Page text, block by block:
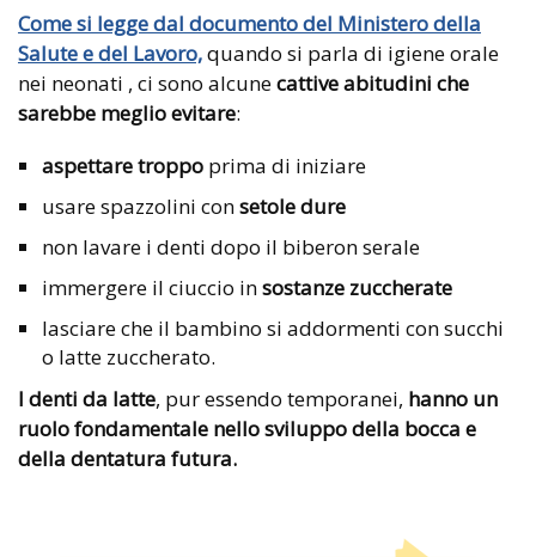
Come si legge dal documento del Ministero della
Salute e del Lavoro,quando si parla di igiene orale
nei neonati , ci sono alcunecattive abitudini che
sarebbe meglio evitare:
aspettare troppo prima di iniziare
usare spazzolini consetole dure
non lavare i denti dopo il biberon serale
immergere il ciuccio insostanze zuccherate
lasciare che il bambino si addormenti con succhi
o latte zuccherato.
I denti da latte, pur essendo temporanei, hanno un
ruolo fondamentale nello sviluppo della bocca e
della dentatura futura.